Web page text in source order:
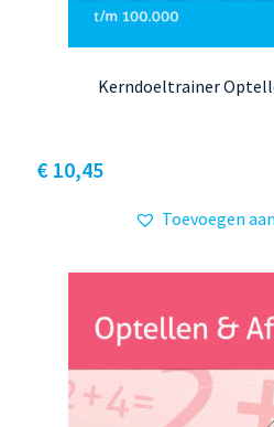
Kerndoeltrainer
€ 10,45
heeft
variaties.
optie
gekozen
worden
Toevoegen